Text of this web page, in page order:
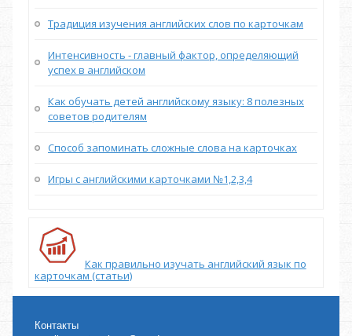
Традиция изучения английских слов по карточкам
Интенсивность - главный фактор, определяющий
успех в английском
Как обучать детей английскому языку: 8 полезных
советов родителям
Способ запоминать сложные слова на карточках
Игры с английскими карточками №1,2,3,4
Как правильно изучать английский язык по
карточкам (статьи)
Контакты